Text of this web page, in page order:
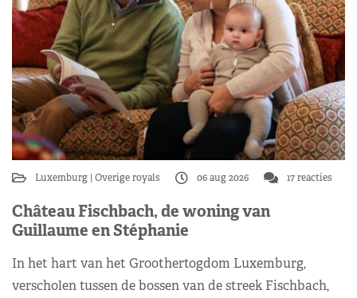
Luxemburg Overige royals 06 aug 2026 17 reacties
Château Fischbach, de woning van
Guillaume en Stéphanie
In het hart van het Groothertogdom Luxemburg,
verscholen tussen de bossen van de streek Fischbach,